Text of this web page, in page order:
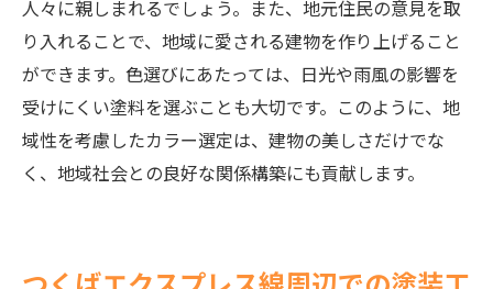
人々に親しまれるでしょう。また、地元住民の意見を取
り入れることで、地域に愛される建物を作り上げること
ができます。色選びにあたっては、日光や雨風の影響を
受けにくい塗料を選ぶことも大切です。このように、地
域性を考慮したカラー選定は、建物の美しさだけでな
く、地域社会との良好な関係構築にも貢献します。